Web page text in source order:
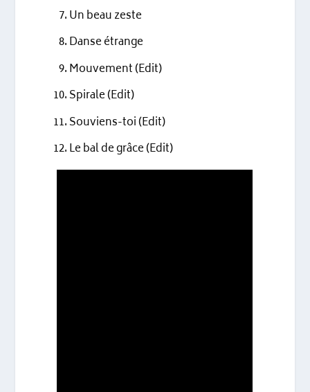
Un beau zeste
Danse étrange
Mouvement (Edit)
Spirale (Edit)
Souviens-toi (Edit)
Le bal de grâce (Edit)